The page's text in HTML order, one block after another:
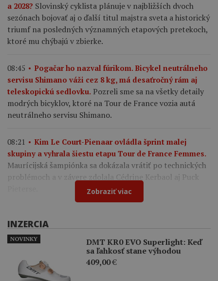
a 2028? Slovinský cyklista plánuje v najbližších dvoch
sezónach bojovať aj o ďalší titul majstra sveta a historický
triumf na posledných významných etapových pretekoch,
ktoré mu chýbajú v zbierke.
08:45
Pogačar ho nazval fúrikom. Bicykel neutrálneho
servisu Shimano váži cez 8 kg, má desaťročný rám aj
teleskopickú sedlovku. Pozreli sme sa na všetky detaily
modrých bicyklov, ktoré na Tour de France vozia autá
neutrálneho servisu Shimano.
08:21
Kim Le Court-Pienaar ovládla šprint malej
skupiny a vyhrala šiestu etapu Tour de France Femmes.
Maurícijská šampiónka sa dokázala vrátiť po technických
problémoch a v závere zdolala Cédrine Kerbaol aj Puck
Zobraziť viac
INZERCIA
DMT KR0 EVO Superlight: Keď
sa ľahkosť stane výhodou
409,00€
NOVINKY